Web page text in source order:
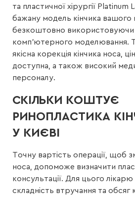
та пластичної хірургії Platinum
бажану модель кінчика вашого
безкоштовно
комп’ютерного моделювання.
якісна корекція кінчика носа,
доступна, а також високий
персоналу.
СКІЛЬКИ КОШТУЄ
РИНОПЛАСТИКА
У КИЄВІ
Точну вартість операції, щоб
носа, допоможе визначити
консультації. Для цього
складність втручання та обсяг